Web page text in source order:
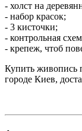
- холст на
- набор красок;
- 3 кисточки;
- контрольная
- крепеж, чтоб
Купить живопись
городе Киев,